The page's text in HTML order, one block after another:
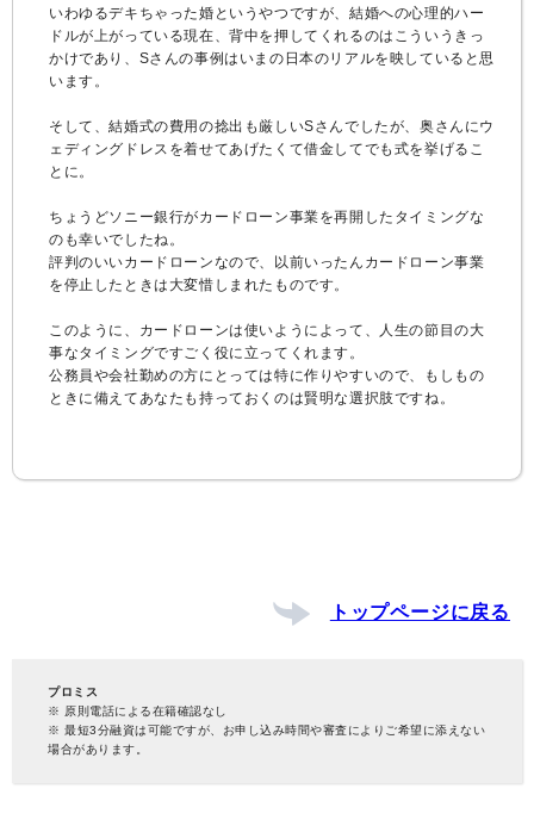
いわゆるデキちゃった婚というやつですが、結婚への心理的ハー
ドルが上がっている現在、背中を押してくれるのはこういうきっ
かけであり、Sさんの事例はいまの日本のリアルを映していると思
います。
そして、結婚式の費用の捻出も厳しいSさんでしたが、奥さんにウ
ェディングドレスを着せてあげたくて借金してでも式を挙げるこ
とに。
ちょうどソニー銀行がカードローン事業を再開したタイミングな
のも幸いでしたね。
評判のいいカードローンなので、以前いったんカードローン事業
を停止したときは大変惜しまれたものです。
このように、カードローンは使いようによって、人生の節目の大
事なタイミングですごく役に立ってくれます。
公務員や会社勤めの方にとっては特に作りやすいので、もしもの
ときに備えてあなたも持っておくのは賢明な選択肢ですね。
トップページに戻る
プロミス
※ 原則電話による在籍確認なし
※ 最短3分融資は可能ですが、お申し込み時間や審査によりご希望に添えない
場合があります。